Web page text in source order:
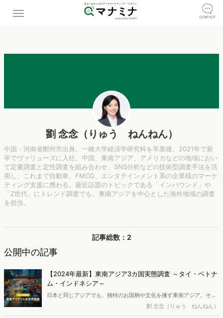
劉 念念（りゅう ねんねん）
中国・河南省鄭州市出身。一橋大学経済学研究科を卒業後、2021年で新
卒でヴァリューズに入社。中国、東南アジア、アメリカなどの地域におい
て定量調査と定性調査を組み合わせ、SNS分析などの技術型調査手法を活
用し、これまで自動車、FMCG、エンタテインメント系の企業様のマーケ
ティング支援に携わる。最近話題のトピックである「インバウンド」や
「Z世代」にトレンド調査でも、東南アジアを中心とした海外地域の調査
を担当。
記事総数：2
公開中の記事
【2024年最新】東南アジア3カ国実態調査 ～タイ・ベトナ
ム・インドネシア～
日本と同じアジアでも、独特のお国柄や文化を擁す東南アジア。その
中でも本レポートではタイ・ベトナム・インドネシアの人々の日常生
活や価値観を明らかにし、最近注目されている「ライブコマース」
劉 念念（りゅう ねんねん）